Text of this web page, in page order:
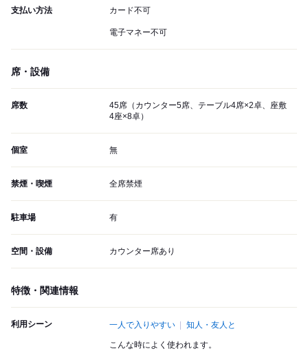
支払い方法 カード不可
電子マネー不可
席・設備
席数
45席（カウンター5席、テーブル4席×2卓、座敷
4座×8卓）
個室 無
禁煙・喫煙 全席禁煙
駐車場 有
空間・設備 カウンター席あり
特徴・関連情報
利用シーン 一人で入りやすい 知人・友人と
こんな時によく使われます。